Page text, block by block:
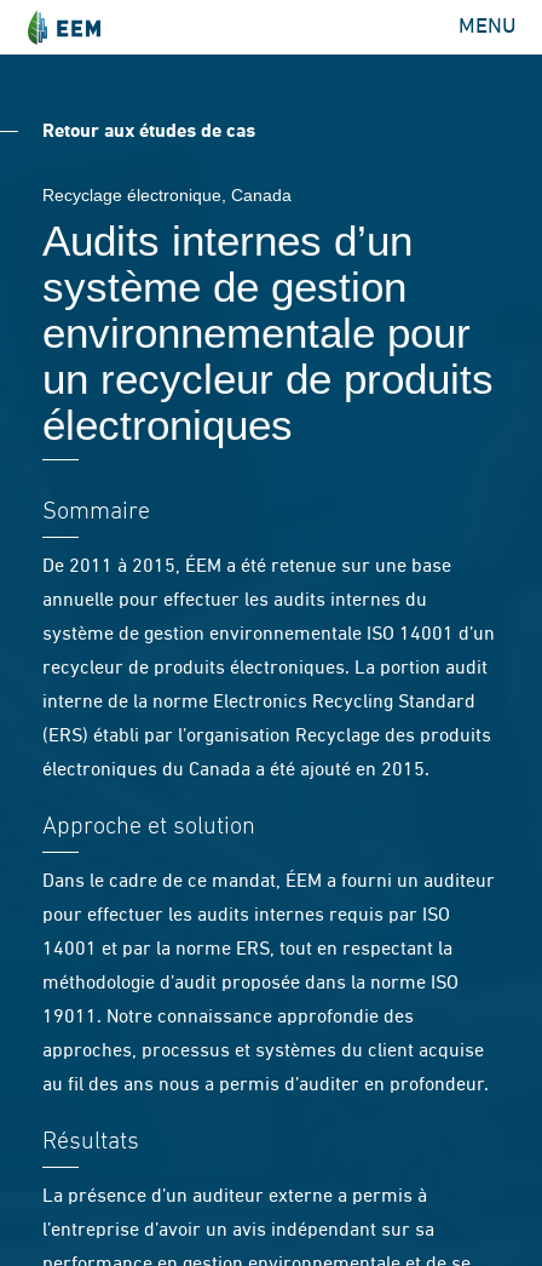
MENU
Retour aux études de cas
Recyclage électronique , Canada
Audits internes d’un
système de gestion
environnementale pour
un recycleur de produits
électroniques
Sommaire
De 2011 à 2015, ÉEM a été retenue sur une base
annuelle pour effectuer les audits internes du
système de gestion environnementale ISO 14001 d’un
recycleur de produits électroniques. La portion audit
interne de la norme Electronics Recycling Standard
(ERS) établi par l’organisation Recyclage des produits
électroniques du Canada a été ajouté en 2015.
Approche et solution
Dans le cadre de ce mandat, ÉEM a fourni un auditeur
pour effectuer les audits internes requis par ISO
14001 et par la norme ERS, tout en respectant la
méthodologie d’audit proposée dans la norme ISO
19011. Notre connaissance approfondie des
approches, processus et systèmes du client acquise
au fil des ans nous a permis d’auditer en profondeur.
Résultats
La présence d’un auditeur externe a permis à
l’entreprise d’avoir un avis indépendant sur sa